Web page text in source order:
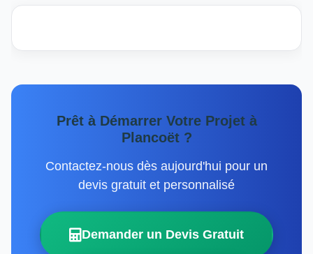
Prêt à Démarrer Votre Projet à
Plancoët ?
Contactez-nous dès aujourd'hui pour un
devis gratuit et personnalisé
Demander un Devis Gratuit